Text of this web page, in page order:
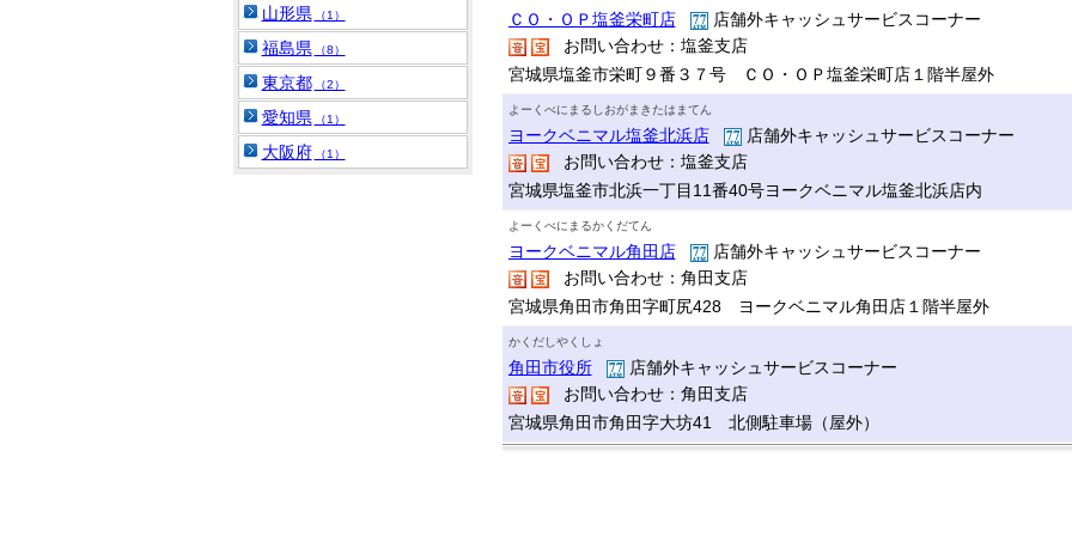
ＣＯ・ＯＰ塩釜栄町店
店舗外キャッシュサービスコーナー
お問い合わせ：塩釜支店
宮城県塩釜市栄町９番３７号 ＣＯ・ＯＰ塩釜栄町店１階半屋外
よーくべにまるしおがまきたはまてん
ヨークベニマル塩釜北浜店
店舗外キャッシュサービスコーナー
お問い合わせ：塩釜支店
宮城県塩釜市北浜一丁目11番40号ヨークベニマル塩釜北浜店内
よーくべにまるかくだてん
ヨークベニマル角田店
店舗外キャッシュサービスコーナー
お問い合わせ：角田支店
宮城県角田市角田字町尻428 ヨークベニマル角田店１階半屋外
かくだしやくしょ
角田市役所
店舗外キャッシュサービスコーナー
お問い合わせ：角田支店
宮城県角田市角田字大坊41 北側駐車場（屋外）
山形県 （1）
福島県 （8）
東京都 （2）
愛知県 （1）
大阪府 （1）